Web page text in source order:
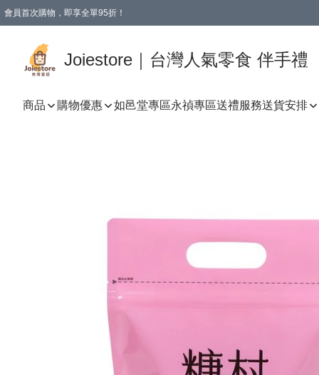
會員首次購物，即享全單95折！
Joiestore｜台灣人氣零食 伴手禮
商品 購物優惠 如邑堂專區永禎專區送禮服務送貨安排